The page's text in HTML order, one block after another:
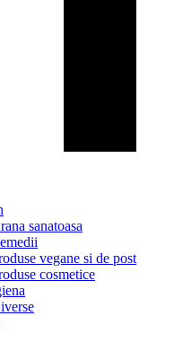
sanatoasa
vegane si de post
cosmetice